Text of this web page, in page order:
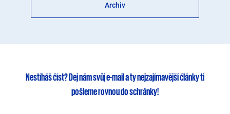
Archiv
Nestíháš číst?Dej nám svůj e-maila tynejzajímavější článkyti
pošleme rovnou do schránky!